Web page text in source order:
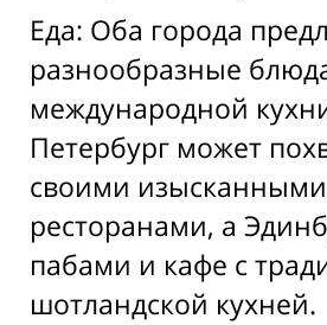
Еда: Оба города
разнообразные
международной
Петербург может
своими изысканными
ресторанами, а
пабами и кафе с
шотландской кухней.